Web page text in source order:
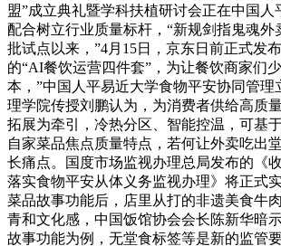
盟”成立典礼暨学科扶植研讨会正在中国人
配合树立行业质量标杆，“新规剑指鬼魂外
批试点以来，”4月15日，京东日前正式发
的“AI餐饮运营四件套”，为让餐饮商家们
本，”中国人平易近大学食物平安协同管理
理学院传授刘鹏认为，为消费者供给高质
拓展为牵引，冷热分区、智能控温，可基
自家菜品焦点质量特点，若何让外卖吃出
长痛点。国度市场监视办理总局发布的《
落实食物平安从体义务监视办理》将正式
菜品故事功能后，店里从打的非遗美食牛
青和文化感，中国饭馆协会会长陈新华暗
故事功能为例，无堂食标签等是新的监管